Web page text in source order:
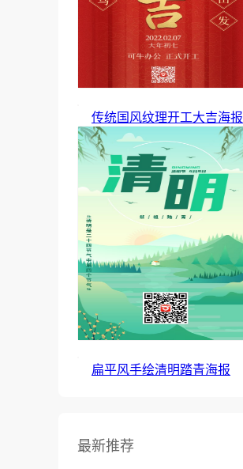
传统国风纹理开工大吉海报
扁平风手绘清明踏青海报
最新推荐